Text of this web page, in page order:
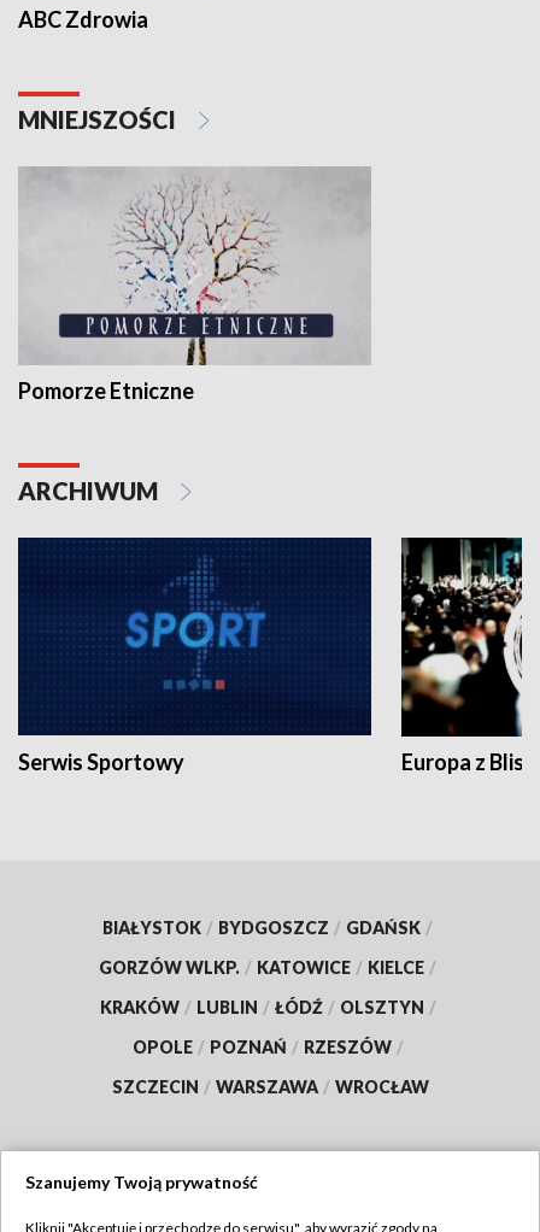
ABC Zdrowia
MNIEJSZOŚCI
Pomorze Etniczne
ARCHIWUM
Serwis Sportowy Europa z
BIAŁYSTOK / BYDGOSZCZ / GDAŃSK /
GORZÓW WLKP. / KATOWICE / KIELCE /
KRAKÓW / LUBLIN / ŁÓDŹ / OLSZTYN /
OPOLE / POZNAŃ / RZESZÓW /
SZCZECIN / WARSZAWA / WROCŁAW
Szanujemy Twoją prywatność
Kliknij "Akceptuję i przechodzę do serwisu", aby wyrazić zgody na